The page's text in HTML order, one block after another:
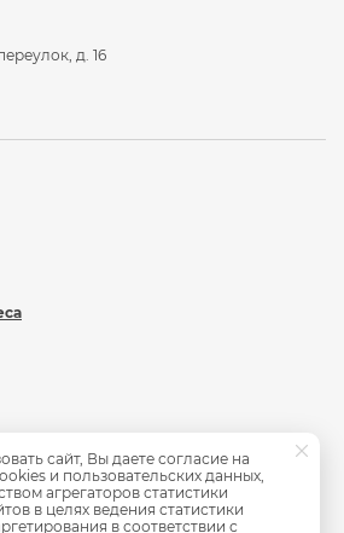
д. 16
сайт, Вы даете согласие на
и пользовательских данных,
агрегаторов статистики
в целях ведения статистики
в соответствии с